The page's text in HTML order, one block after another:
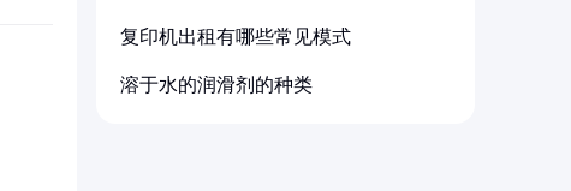
复印机出租有哪些常见模式
溶于水的润滑剂的种类